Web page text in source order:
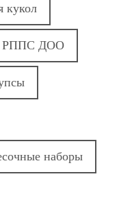
кукол
РППС ДОО
наборы